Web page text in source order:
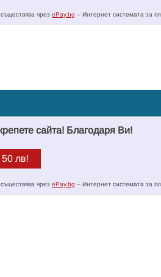
чрезePay.bg – Интернет системата за
сайта! Благодаря Ви!
чрезePay.bg – Интернет системата за